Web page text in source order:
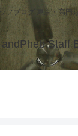
フブログ 東京・高円
andPheb Staff